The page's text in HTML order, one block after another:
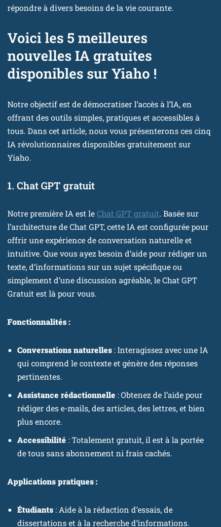
répondre à divers besoins de la vie courante.
Voici les 5 meilleures
nouvelles IA gratuites
disponibles sur Yiaho !
Notre objectif est de démocratiser l’accès à l’IA, en
offrant des outils simples, pratiques et accessibles à
tous. Dans cet article, nous vous présenterons ces cinq
IA révolutionnaires disponibles gratuitement sur
Yiaho.
1. Chat GPT gratuit
Notre première IA est leChat GPT gratuit. Basée sur
l’architecture de Chat GPT, cette IA est configurée pour
offrir une expérience de conversation naturelle et
intuitive. Que vous ayez besoin d’aide pour rédiger un
texte, d’informations sur un sujet spécifique ou
simplement d’une discussion agréable, le Chat GPT
Gratuit est là pour vous.
Fonctionnalités :
Conversations naturelles : Interagissez avec une IA
qui comprend le contexte et génère des réponses
pertinentes.
Assistance rédactionnelle : Obtenez de l’aide pour
rédiger des e-mails, des articles, des lettres, et bien
plus encore.
Accessibilité : Totalement gratuit, il est à la portée
de tous sans abonnement ni frais cachés.
Applications pratiques :
Étudiants : Aide à la rédaction d’essais, de
dissertations et à la recherche d’informations.